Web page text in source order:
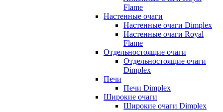
Flame
Настенные очаги
Настенные очаги Dimplex
Настенные очаги Royal
Flame
Отдельностоящие очаги
Отдельностоящие очаги
Dimplex
Печи
Печи Dimplex
Широкие очаги
Широкие очаги Dimplex